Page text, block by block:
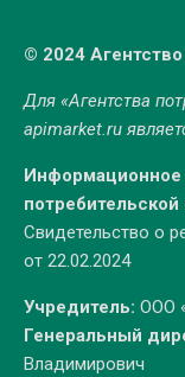
© 2024
Для «Агентства
apimarket.ru
Информационное
Свидетельство о
от 22.02.2024
Учредитель: ООО
Генеральный
Владимирович